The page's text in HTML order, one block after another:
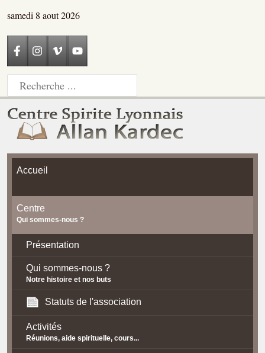
samedi 8 aout 2026
Accueil
Centre
Qui sommes-nous ?
Présentation
Qui sommes-nous ?
Notre histoire et nos buts
Statuts de l'association
Activités
Réunions, aide spirituelle, cours...